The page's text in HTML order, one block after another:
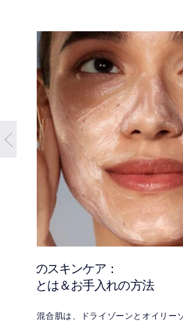
混合肌のスキンケア：
混合肌とは＆お手入れの方法
混合肌は、ドライゾーンとオイリー